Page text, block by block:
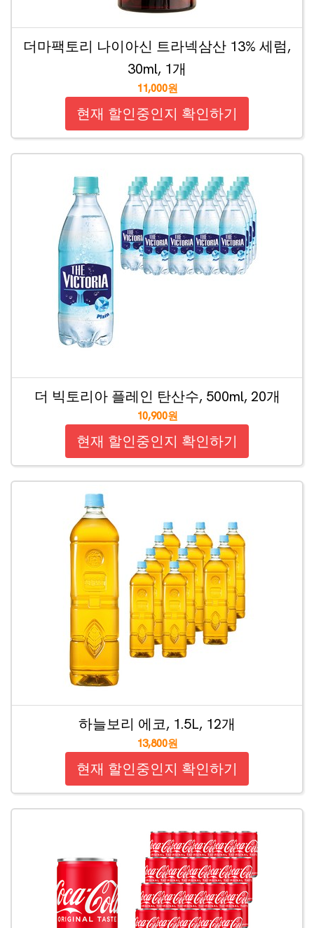
더마팩토리 나이아신 트라넥삼산 13% 세럼,
30ml, 1개
11,000원
현재 할인중인지 확인하기
더 빅토리아 플레인 탄산수, 500ml, 20개
10,900원
현재 할인중인지 확인하기
하늘보리 에코, 1.5L, 12개
13,800원
현재 할인중인지 확인하기